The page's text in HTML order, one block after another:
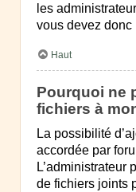
les
vous devez donc
Haut
Pourquoi ne
fichiers à
La possibilité
accordée par
L’administrateur
de fichiers joints